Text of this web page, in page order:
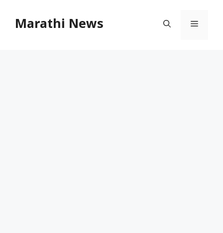
Marathi News Menu